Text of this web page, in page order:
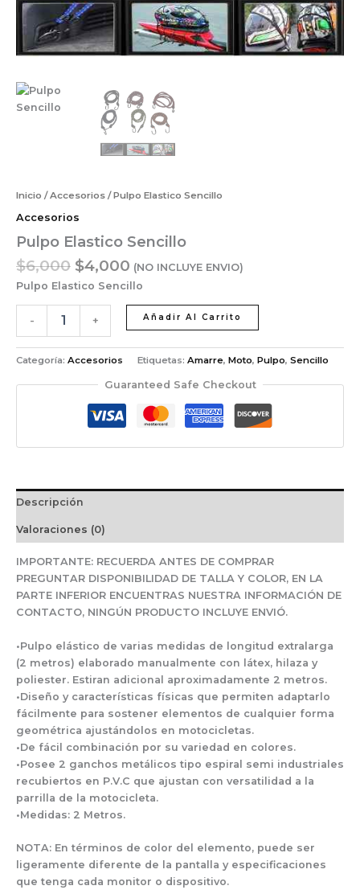
Inicio /Accesorios / Pulpo Elastico Sencillo
Accesorios
Pulpo Elastico Sencillo
$6,000 $4,000 (NO INCLUYE ENVIO)
Pulpo Elastico Sencillo
- + Añadir Al Carrito
Categoría: Accesorios Etiquetas: Amarre, Moto, Pulpo, Sencillo
Guaranteed Safe Checkout
Descripción
Valoraciones (0)
IMPORTANTE: RECUERDA ANTES DE COMPRAR
PREGUNTAR DISPONIBILIDAD DE TALLA Y COLOR, EN LA
PARTE INFERIOR ENCUENTRAS NUESTRA INFORMACIÓN DE
CONTACTO, NINGÚN PRODUCTO INCLUYE ENVIÓ.
•Pulpo elástico de varias medidas de longitud extralarga
(2 metros) elaborado manualmente con látex, hilaza y
poliester. Estiran adicional aproximadamente 2 metros.
•Diseño y características físicas que permiten adaptarlo
fácilmente para sostener elementos de cualquier forma
geométrica ajustándolos en motocicletas.
•De fácil combinación por su variedad en colores.
•Posee 2 ganchos metálicos tipo espiral semi industriales
recubiertos en P.V.C que ajustan con versatilidad a la
parrilla de la motocicleta.
•Medidas: 2 Metros.
NOTA: En términos de color del elemento, puede ser
ligeramente diferente de la pantalla y especificaciones
que tenga cada monitor o dispositivo.